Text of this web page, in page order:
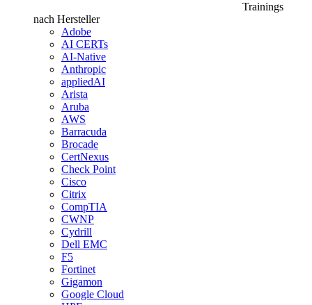
Trainings
nach Hersteller
Adobe
AI CERTs
AI-Native
Anthropic
appliedAI
Arista
Aruba
AWS
Barracuda
Brocade
CertNexus
Check Point
Cisco
Citrix
CompTIA
CWNP
Cydrill
Dell EMC
F5
Fortinet
Gigamon
Google Cloud